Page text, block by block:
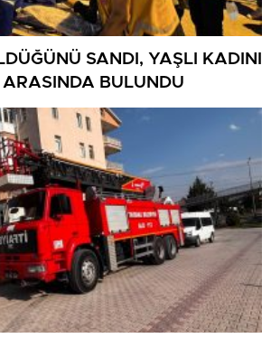
SANDI, YAŞLI KADINI
BULUNDU